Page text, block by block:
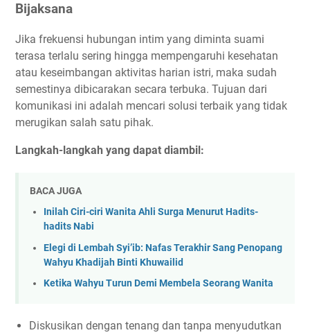
Bijaksana
Jika frekuensi hubungan intim yang diminta suami
terasa terlalu sering hingga mempengaruhi kesehatan
atau keseimbangan aktivitas harian istri, maka sudah
semestinya dibicarakan secara terbuka. Tujuan dari
komunikasi ini adalah mencari solusi terbaik yang tidak
merugikan salah satu pihak.
Langkah-langkah yang dapat diambil:
BACA JUGA
Inilah Ciri-ciri Wanita Ahli Surga Menurut Hadits-
hadits Nabi
Elegi di Lembah Syi’ib: Nafas Terakhir Sang Penopang
Wahyu Khadijah Binti Khuwailid
Ketika Wahyu Turun Demi Membela Seorang Wanita
Diskusikan dengan tenang dan tanpa menyudutkan